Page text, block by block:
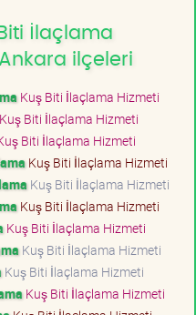
İlaçlama
ilçeleri
Kuş Biti İlaçlama Hizmeti
Kuş Biti İlaçlama Hizmeti
Biti İlaçlama Hizmeti
Kuş Biti İlaçlama Hizmeti
Kuş Biti İlaçlama Hizmeti
Kuş Biti İlaçlama Hizmeti
Kuş Biti İlaçlama Hizmeti
Kuş Biti İlaçlama Hizmeti
Kuş Biti İlaçlama Hizmeti
Kuş Biti İlaçlama Hizmeti